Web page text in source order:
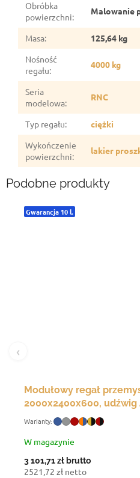
Obróbka
powierzchni:
Malowanie
Masa:
125,64 kg
Nośność
regału:
4000 kg
Seria
modelowa:
RNC
Typ regału:
ciężki
Wykończenie
powierzchni:
lakier
Podobne produkty
Gwarancja 10 l.
Modułowy regał
2000x2400x600, udźwig
W magazynie
3 101,71 zł brutto
2521,72 zł netto
‹